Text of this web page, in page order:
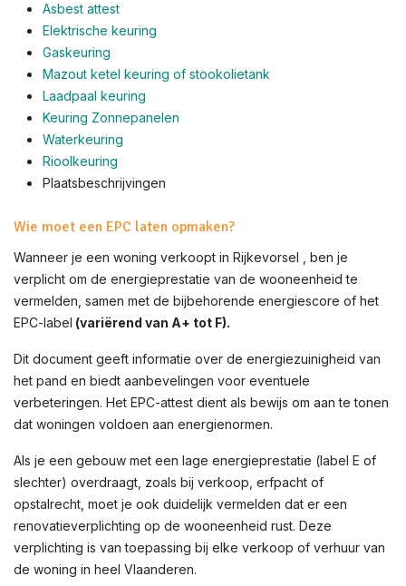
Asbest attest
Elektrische keuring
Gaskeuring
Mazout ketel keuring of stookolietank
Laadpaal keuring
Keuring Zonnepanelen
Waterkeuring
Rioolkeuring
Plaatsbeschrijvingen
Wie moet een EPC laten opmaken?
Wanneer je een woning verkoopt in Rijkevorsel , ben je
verplicht om de energieprestatie van de wooneenheid te
vermelden, samen met de bijbehorende energiescore of het
EPC-label (variërend van A+ tot F).
Dit document geeft informatie over de energiezuinigheid van
het pand en biedt aanbevelingen voor eventuele
verbeteringen. Het EPC-attest dient als bewijs om aan te tonen
dat woningen voldoen aan energienormen.
Als je een gebouw met een lage energieprestatie (label E of
slechter) overdraagt, zoals bij verkoop, erfpacht of
opstalrecht, moet je ook duidelijk vermelden dat er een
renovatieverplichting op de wooneenheid rust. Deze
verplichting is van toepassing bij elke verkoop of verhuur van
de woning in heel Vlaanderen.